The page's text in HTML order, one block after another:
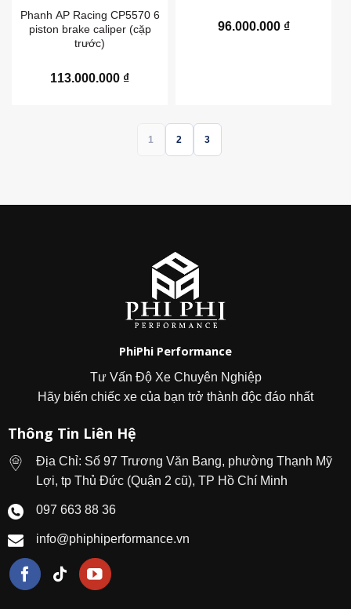
Phanh AP Racing CP5570 6
piston brake caliper (cặp
trước)
113.000.000 ₫
96.000.000 ₫
1 2 3
PhiPhi Performance
Tư Vấn Độ Xe Chuyên Nghiệp
Hãy biến chiếc xe của bạn trở thành độc đáo nhất
Thông Tin Liên Hệ
Địa Chỉ: Số 97 Trương Văn Bang, phường Thạnh Mỹ
Lợi, tp Thủ Đức (Quận 2 cũ), TP Hồ Chí Minh
097 663 88 36
info@phiphiperformance.vn